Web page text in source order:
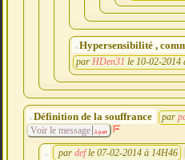
Hypersensibilité ,
par HDen31 le 10-02-2014
Définition de la souffrance par
Voir le message
à part
par def le 07-02-2014 à 14H46